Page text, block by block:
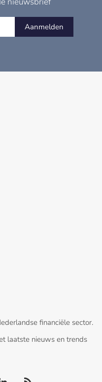
Aanmelden
financiële sector.
laatste nieuws en trends